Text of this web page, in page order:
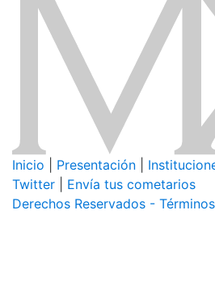
Inicio Presentación
Twitter
Envía tus cometarios
Derechos Reservados -